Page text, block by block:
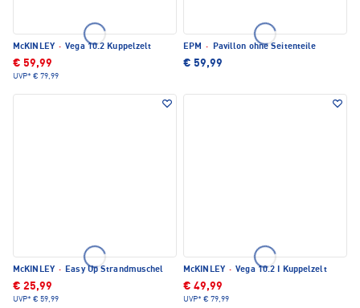
McKINLEY · Vega 10.2 Kuppelzelt
€ 59,99
UVP* € 79,99
EPM · Pavillon ohne Seitenteile
€ 59,99
McKINLEY · Easy Up Strandmuschel
€ 25,99
UVP* € 59,99
McKINLEY · Vega 10.2 I Kuppelzelt
€ 49,99
UVP* € 79,99